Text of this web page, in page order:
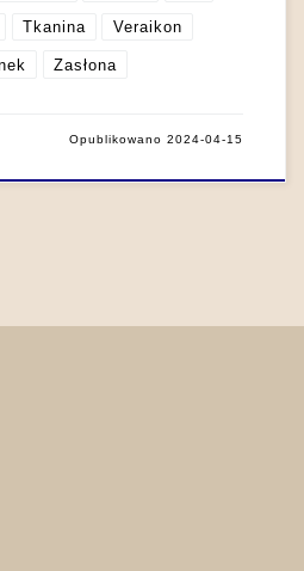
Tkanina Veraikon
Zasłona
Opublikowano2024-04-15